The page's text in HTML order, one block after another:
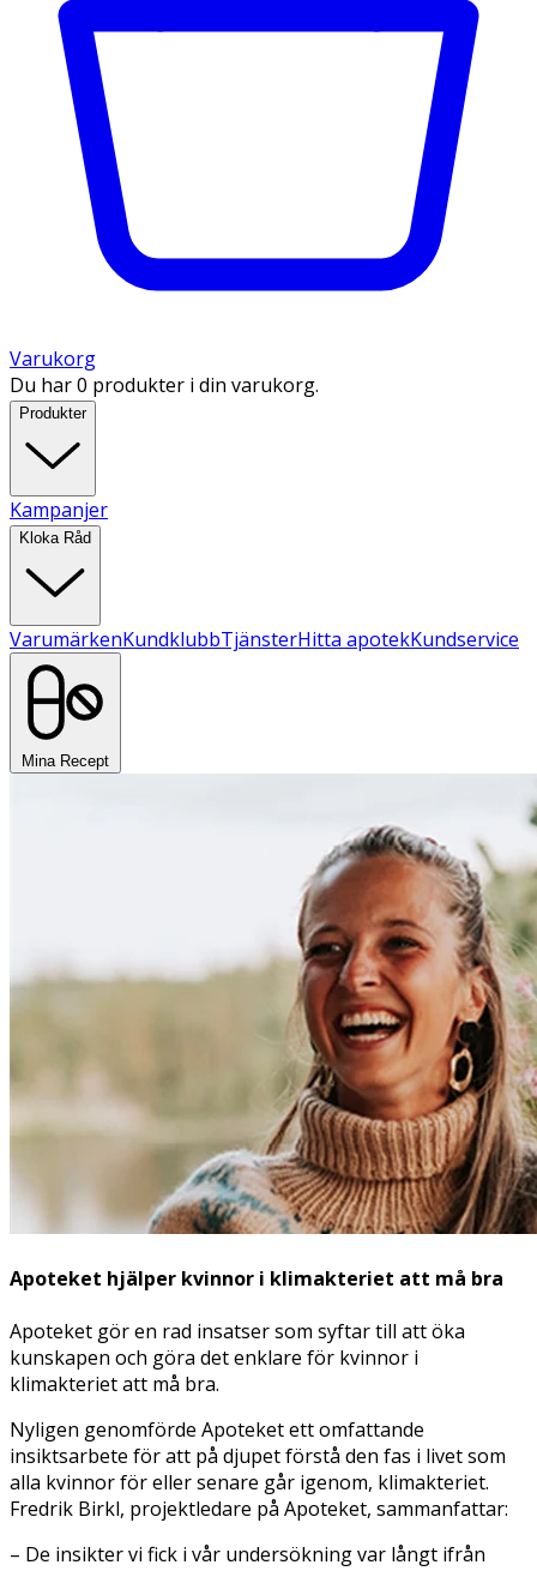
Varukorg
Du har 0 produkter i din varukorg.
Produkter
Kampanjer
Kloka Råd
VarumärkenKundklubbTjänsterHitta apotekKundservice
Mina Recept
Apoteket hjälper kvinnor i klimakteriet att må bra
Apoteket gör en rad insatser som syftar till att öka
kunskapen och göra det enklare för kvinnor i
klimakteriet att må bra.
Nyligen genomförde Apoteket ett omfattande
insiktsarbete för att på djupet förstå den fas i livet som
alla kvinnor för eller senare går igenom, klimakteriet.
Fredrik Birkl, projektledare på Apoteket, sammanfattar:
– De insikter vi fick i vår undersökning var långt ifrån